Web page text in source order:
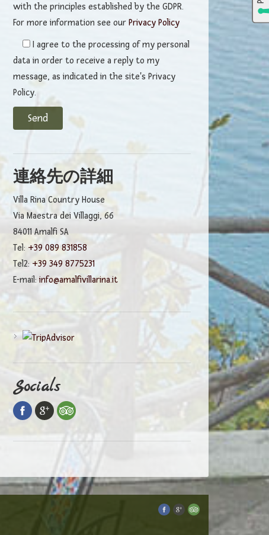
with the principles established by the GDPR.
For more information see our Privacy Policy
I agree to the processing of my personal
data in order to receive a reply to my
message, as indicated in the site's Privacy
Policy.
連絡先の詳細
Villa Rina Country House
Via Maestra dei Villaggi, 66
84011 Amalfi SA
Tel: +39 089 831858
Tel2: +39 349 8775231
E-mail: info@amalfivillarina.it
Socials